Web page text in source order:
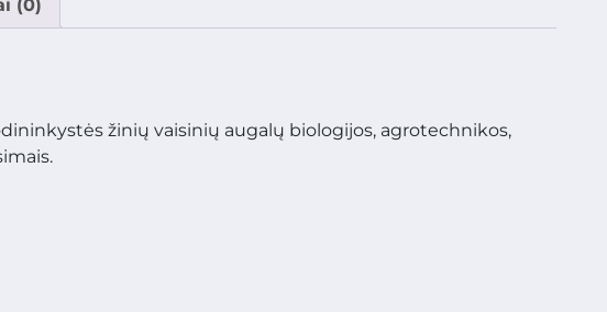
(0)
žinių vaisinių augalų biologijos, agrotechnikos,